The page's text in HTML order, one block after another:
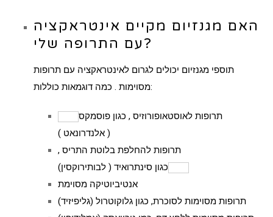
האם מגנזיום מקיים אינטראקציה
עם התרופה שלי?
תוספי מגנזיום יכולים לגרום לאינטראקציה עם תרופות
מסוימות. כמה דוגמאות כוללות:
תרופות לאוסטאופורוזיס , כגון פוסמקס
( אלנדרונאט
תרופות להחלפת בלוטת התריס ,
כגון סינתרואיד ( לבותירוקסין)